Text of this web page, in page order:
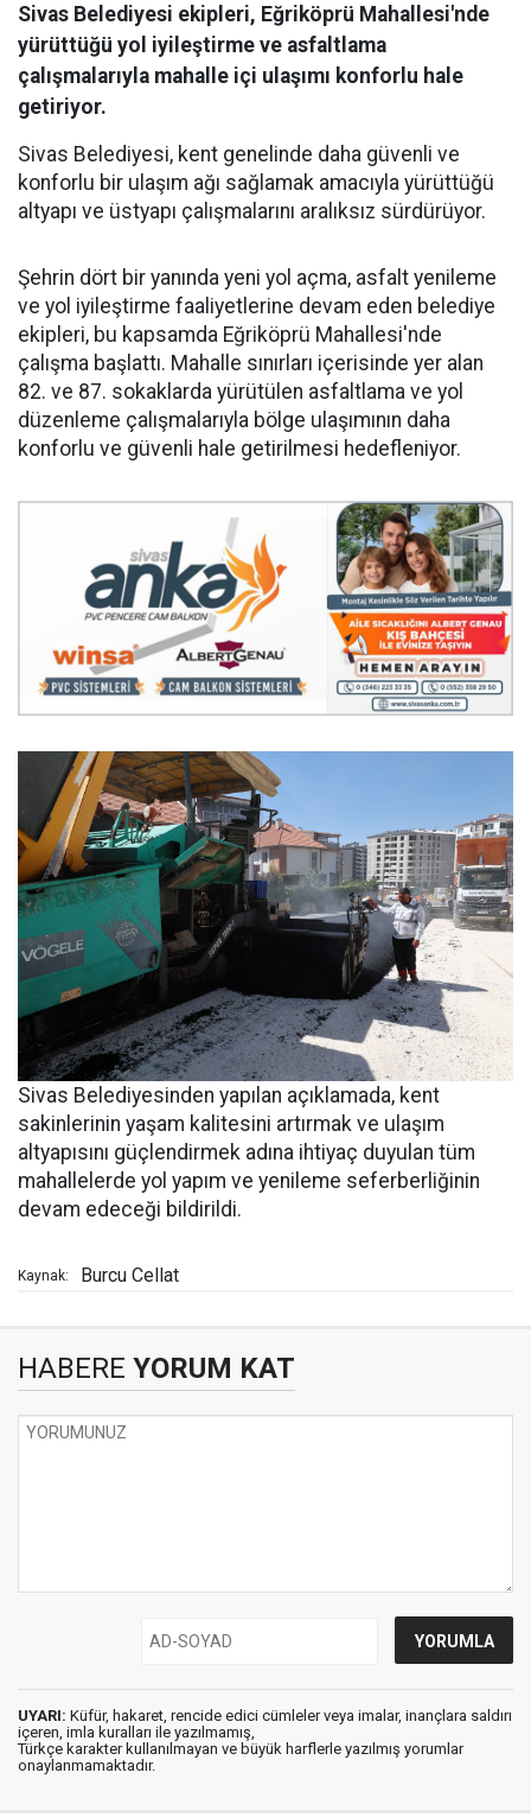
Sivas Belediyesi ekipleri, Eğriköprü Mahallesi'nde
yürüttüğü yol iyileştirme ve asfaltlama
çalışmalarıyla mahalle içi ulaşımı konforlu hale
getiriyor.
Sivas Belediyesi, kent genelinde daha güvenli ve
konforlu bir ulaşım ağı sağlamak amacıyla yürüttüğü
altyapı ve üstyapı çalışmalarını aralıksız sürdürüyor.
Şehrin dört bir yanında yeni yol açma, asfalt yenileme
ve yol iyileştirme faaliyetlerine devam eden belediye
ekipleri, bu kapsamda Eğriköprü Mahallesi'nde
çalışma başlattı. Mahalle sınırları içerisinde yer alan
82. ve 87. sokaklarda yürütülen asfaltlama ve yol
düzenleme çalışmalarıyla bölge ulaşımının daha
konforlu ve güvenli hale getirilmesi hedefleniyor.
Sivas Belediyesinden yapılan açıklamada, kent
sakinlerinin yaşam kalitesini artırmak ve ulaşım
altyapısını güçlendirmek adına ihtiyaç duyulan tüm
mahallelerde yol yapım ve yenileme seferberliğinin
devam edeceği bildirildi.
Kaynak: Burcu Cellat
HABERE YORUM KAT
UYARI: Küfür, hakaret, rencide edici cümleler veya imalar, inançlara saldırı
içeren, imla kuralları ile yazılmamış,
Türkçe karakter kullanılmayan ve büyük harflerle yazılmış yorumlar
onaylanmamaktadır.